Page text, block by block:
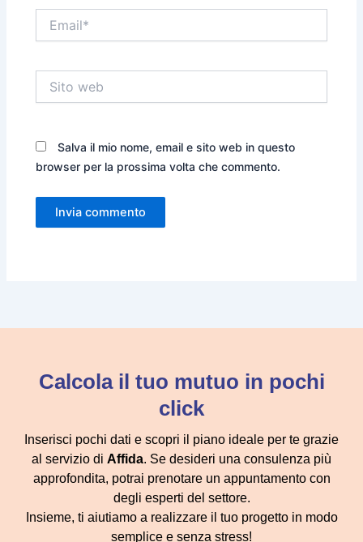
web
Salva il mio nome, email e sito web in questo
browser per la prossima volta che commento.
Inserisci pochi dati e scopri il piano ideale per te grazie
al servizio di Affida. Se desideri una consulenza più
approfondita, potrai prenotare un appuntamento con
degli esperti del settore.
Insieme, ti aiutiamo a realizzare il tuo progetto in modo
semplice e senza stress!
Calcola il tuo mutuo in pochi
click